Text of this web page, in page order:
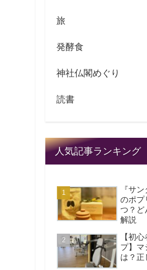
旅
発酵食
神社仏閣めぐり
読書
人気記事ランキング
『サ
のポプ
つ？ど
解説
【初
プ】マ
は？正